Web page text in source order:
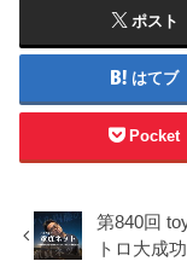
ポスト
はてブ
Pocket
第840回
トロ大成